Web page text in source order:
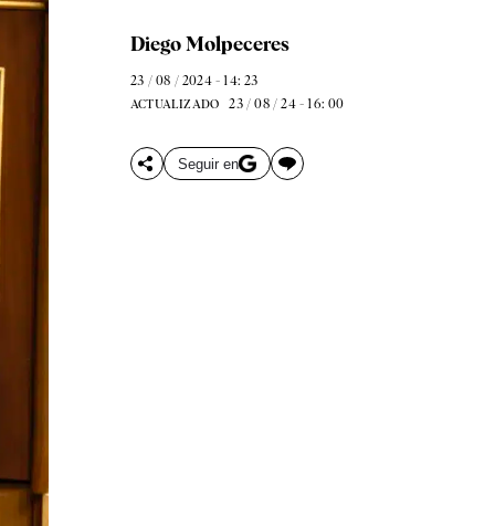
Diego Molpeceres
23 / 08 / 2024 - 14: 23
ACTUALIZADO 23 / 08 / 24 - 16: 00
Seguir en